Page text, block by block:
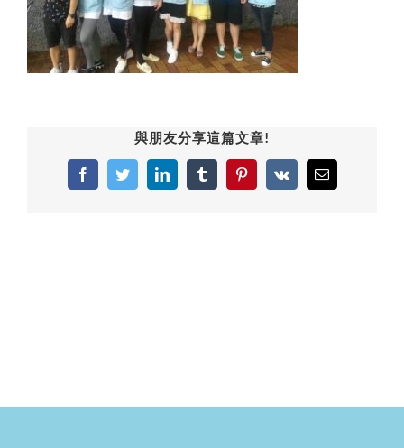
與朋友分享這篇文章!
FacebookTwitterLinkedInTumblrPinterest
Vk Email: